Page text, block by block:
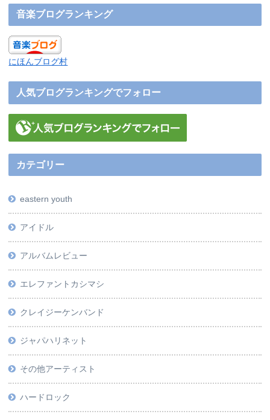
音楽ブログランキング
にほんブログ村
人気ブログランキングでフォロー
カテゴリー
eastern youth
アイドル
アルバムレビュー
エレファントカシマシ
クレイジーケンバンド
ジャパハリネット
その他アーティスト
ハードロック